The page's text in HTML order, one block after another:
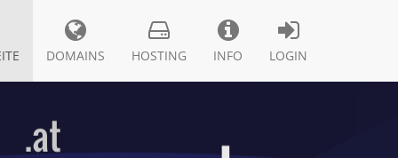
DOMAINS HOSTING INFO LOGIN